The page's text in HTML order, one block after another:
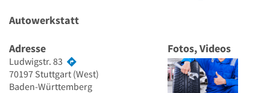
Autowerkstatt
Adresse
Ludwigstr. 83
70197 Stuttgart (West)
Baden-Württemberg
Fotos, Videos